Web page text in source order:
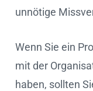
unnötige
Wenn Sie ein
mit der
haben, sollten